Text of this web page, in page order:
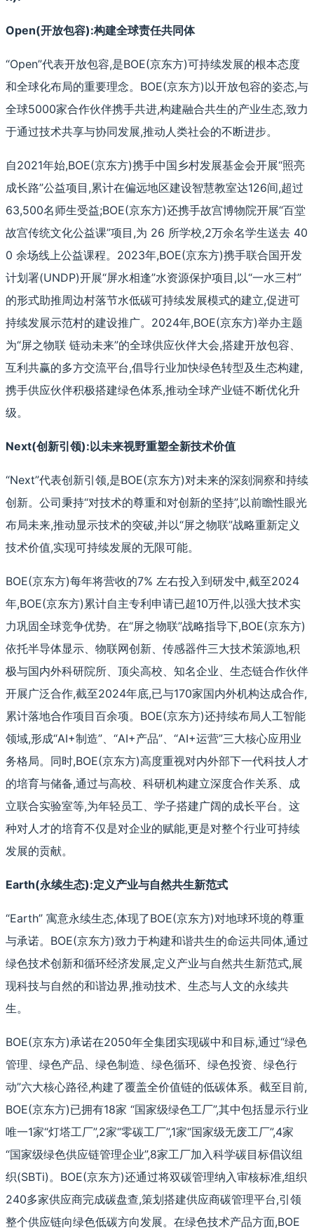
Open(开放包容):构建全球责任共同体
“Open”代表开放包容,是BOE(京东方)可持续发展的根本态度
和全球化布局的重要理念。BOE(京东方)以开放包容的姿态,与
全球5000家合作伙伴携手共进,构建融合共生的产业生态,致力
于通过技术共享与协同发展,推动人类社会的不断进步。
自2021年始,BOE(京东方)携手中国乡村发展基金会开展“照亮
成长路”公益项目,累计在偏远地区建设智慧教室达126间,超过
63,500名师生受益;BOE(京东方)还携手故宫博物院开展“百堂
故宫传统文化公益课”项目,为 26 所学校,2万余名学生送去 40
0 余场线上公益课程。2023年,BOE(京东方)携手联合国开发
计划署(UNDP)开展“屏水相逢”水资源保护项目,以“一水三村”
的形式助推周边村落节水低碳可持续发展模式的建立,促进可
持续发展示范村的建设推广。2024年,BOE(京东方)举办主题
为“屏之物联 链动未来”的全球供应伙伴大会,搭建开放包容、
互利共赢的多方交流平台,倡导行业加快绿色转型及生态构建,
携手供应伙伴积极搭建绿色体系,推动全球产业链不断优化升
级。
Next(创新引领):以未来视野重塑全新技术价值
“Next”代表创新引领,是BOE(京东方)对未来的深刻洞察和持续
创新。公司秉持“对技术的尊重和对创新的坚持”,以前瞻性眼光
布局未来,推动显示技术的突破,并以“屏之物联”战略重新定义
技术价值,实现可持续发展的无限可能。
BOE(京东方)每年将营收的7% 左右投入到研发中,截至2024
年,BOE(京东方)累计自主专利申请已超10万件,以强大技术实
力巩固全球竞争优势。在“屏之物联”战略指导下,BOE(京东方)
依托半导体显示、物联网创新、传感器件三大技术策源地,积
极与国内外科研院所、顶尖高校、知名企业、生态链合作伙伴
开展广泛合作,截至2024年底,已与170家国内外机构达成合作,
累计落地合作项目百余项。BOE(京东方)还持续布局人工智能
领域,形成“AI+制造”、“AI+产品”、“AI+运营”三大核心应用业
务格局。同时,BOE(京东方)高度重视对内外部下一代科技人才
的培育与储备,通过与高校、科研机构建立深度合作关系、成
立联合实验室等,为年轻员工、学子搭建广阔的成长平台。这
种对人才的培育不仅是对企业的赋能,更是对整个行业可持续
发展的贡献。
Earth(永续生态):定义产业与自然共生新范式
“Earth” 寓意永续生态,体现了BOE(京东方)对地球环境的尊重
与承诺。BOE(京东方)致力于构建和谐共生的命运共同体,通过
绿色技术创新和循环经济发展,定义产业与自然共生新范式,展
现科技与自然的和谐边界,推动技术、生态与人文的永续共
生。
BOE(京东方)承诺在2050年全集团实现碳中和目标,通过“绿色
管理、绿色产品、绿色制造、绿色循环、绿色投资、绿色行
动”六大核心路径,构建了覆盖全价值链的低碳体系。截至目前,
BOE(京东方)已拥有18家 “国家级绿色工厂”,其中包括显示行业
唯一1家“灯塔工厂”,2家“零碳工厂”,1家“国家级无废工厂”,4家
“国家级绿色供应链管理企业”,8家工厂加入科学碳目标倡议组
织(SBTi)。BOE(京东方)还通过将双碳管理纳入审核标准,组织
240多家供应商完成碳盘查,策划搭建供应商碳管理平台,引领
整个供应链向绿色低碳方向发展。在绿色技术产品方面,BOE